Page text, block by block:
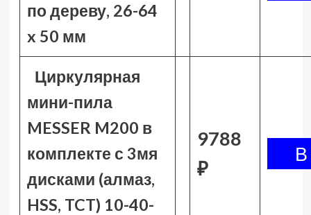
по дереву, 26-64
x 50 мм
Циркулярная
мини-пила
MESSER M200 в
комплекте с 3мя
дисками (алмаз,
HSS, TCT) 10-40-
9788
₽